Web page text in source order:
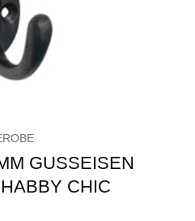
GUSSEISEN
CHIC